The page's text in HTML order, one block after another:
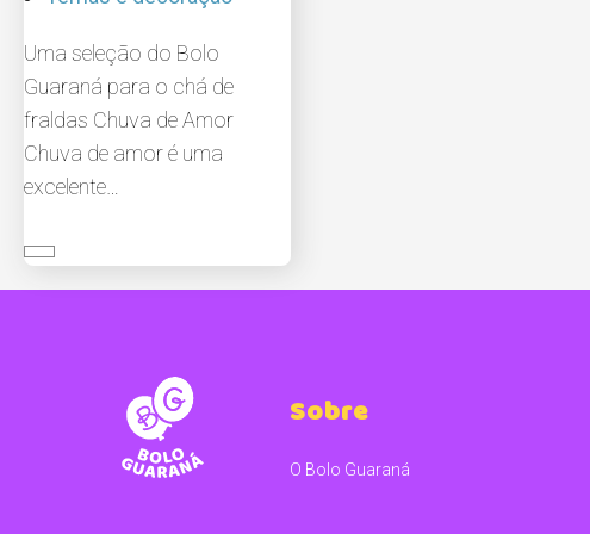
Uma seleção do Bolo
Guaraná para o chá de
fraldas Chuva de Amor
Chuva de amor é uma
excelente…
Sobre
O Bolo Guaraná